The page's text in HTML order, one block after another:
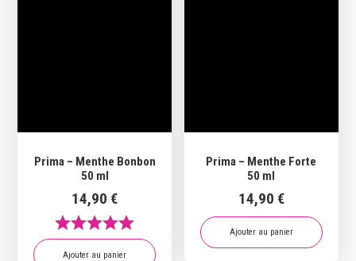
Prima – Menthe Bonbon
50 ml
14,90€
Ajouter au panier
Prima – Menthe Forte
50 ml
14,90 €
Ajouter au panier